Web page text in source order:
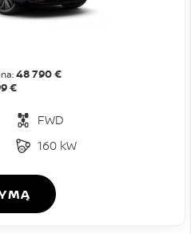
48 790 €
€
FWD
160 kW